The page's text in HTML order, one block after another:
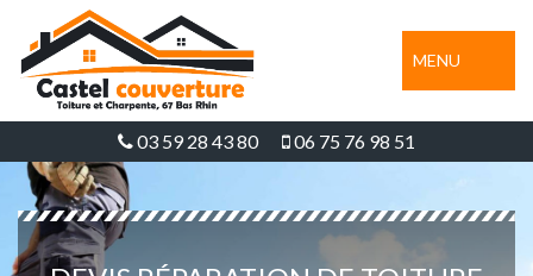
MENU
03 59 28 43 80 06 75 76 98 51